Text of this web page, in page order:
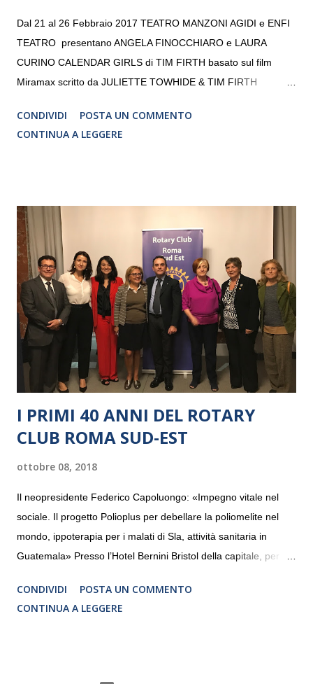
Dal 21 al 26 Febbraio 2017 TEATRO MANZONI AGIDI e ENFI
TEATRO presentano ANGELA FINOCCHIARO e LAURA
CURINO CALENDAR GIRLS di TIM FIRTH basato sul film
Miramax scritto da JULIETTE TOWHIDE & TIM FIRTH
CRISTINA PEZZOLI
CONDIVIDI
POSTA UN COMMENTO
CONTINUA A LEGGERE
I PRIMI 40 ANNI DEL ROTARY
CLUB ROMA SUD-EST
ottobre 08, 2018
Il neopresidente Federico Capoluongo: «Impegno vitale nel
sociale. Il progetto Polioplus per debellare la poliomelite nel
mondo, ippoterapia per i malati di Sla, attività sanitaria in
Guatemala» Presso l’Hotel Bernini Bristol della capitale, per la
programmazione del Rotary Club Roma Sud-Est che festeggia
i quaranta anni di attività. Un’occasione per raccontare al
CONDIVIDI
POSTA UN COMMENTO
CONTINUA A LEGGERE